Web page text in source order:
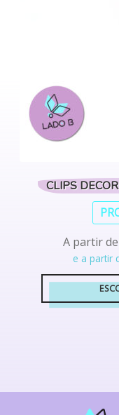
CLIPS
A partir
e a partir